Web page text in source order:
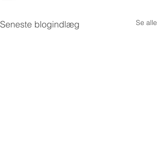
Seneste blogindlæg Se alle